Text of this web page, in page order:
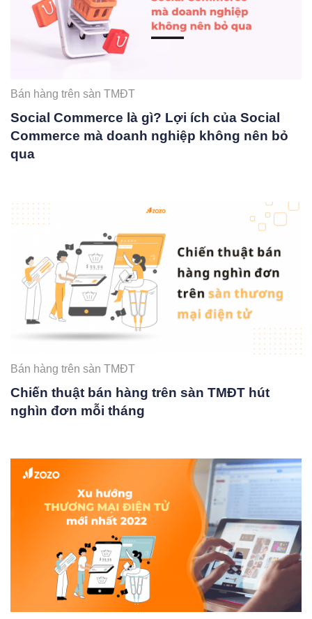
Bán hàng trên sàn TMĐT
Social Commerce là gì? Lợi ích của Social
Commerce mà doanh nghiệp không nên bỏ
qua
Bán hàng trên sàn TMĐT
Chiến thuật bán hàng trên sàn TMĐT hút
nghìn đơn mỗi tháng